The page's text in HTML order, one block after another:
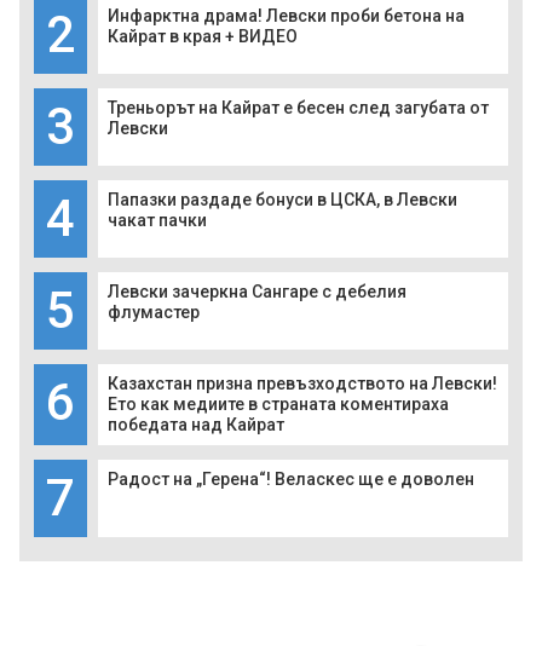
2
Инфарктна драма! Левски проби бетона на
Кайрат в края + ВИДЕО
3
Треньорът на Кайрат е бесен след загубата от
Левски
4
Папазки раздаде бонуси в ЦСКА, в Левски
чакат пачки
5
Левски зачеркна Сангаре с дебелия
флумастер
6
Казахстан призна превъзходството на Левски!
Ето как медиите в страната коментираха
победата над Кайрат
7 Радост на „Герена“! Веласкес ще е доволен